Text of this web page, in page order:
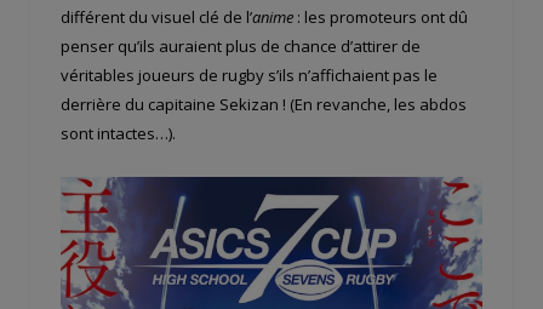
différent du visuel clé de l’anime : les promoteurs ont dû
penser qu’ils auraient plus de chance d’attirer de
véritables joueurs de rugby s’ils n’affichaient pas le
derrière du capitaine Sekizan ! (En revanche, les abdos
sont intactes…).